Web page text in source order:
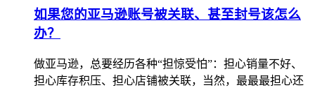
如果您的亚马逊账号被关联、甚至封号该怎么
办？
做亚马逊，总要经历各种“担惊受怕”：担心销量不好、
担心库存积压、担心店铺被关联，当然，最最最担心还